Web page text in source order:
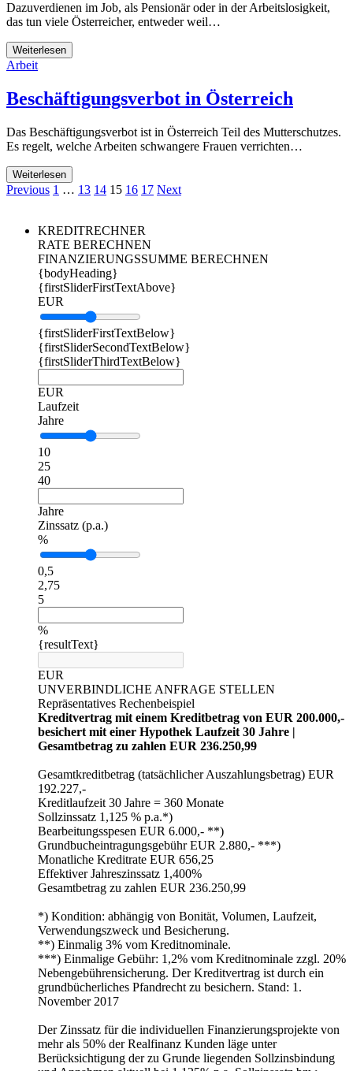
Dazuverdienen im Job, als Pensionär oder in der Arbeitslosigkeit,
das tun viele Österreicher, entweder weil…
Weiterlesen
Arbeit
Beschäftigungsverbot in Österreich
Das Beschäftigungsverbot ist in Österreich Teil des Mutterschutzes.
Es regelt, welche Arbeiten schwangere Frauen verrichten…
Weiterlesen
Previous 1 … 13 14 15 16 17 Next
KREDITRECHNER
RATE BERECHNEN
FINANZIERUNGSSUMME BERECHNEN
{bodyHeading}
{firstSliderFirstTextAbove}
EUR
{firstSliderFirstTextBelow}
{firstSliderSecondTextBelow}
{firstSliderThirdTextBelow}
EUR
Laufzeit
Jahre
10
25
40
Jahre
Zinssatz (p.a.)
%
0,5
2,75
5
%
{resultText}
EUR
UNVERBINDLICHE ANFRAGE STELLEN
Repräsentatives Rechenbeispiel
Kreditvertrag mit einem Kreditbetrag von EUR 200.000,-
besichert mit einer Hypothek Laufzeit 30 Jahre |
Gesamtbetrag zu zahlen EUR 236.250,99
Gesamtkreditbetrag (tatsächlicher Auszahlungsbetrag) EUR
192.227,-
Kreditlaufzeit 30 Jahre = 360 Monate
Sollzinssatz 1,125 % p.a.*)
Bearbeitungsspesen EUR 6.000,- **)
Grundbucheintragungsgebühr EUR 2.880,- ***)
Monatliche Kreditrate EUR 656,25
Effektiver Jahreszinssatz 1,400%
Gesamtbetrag zu zahlen EUR 236.250,99
*) Kondition: abhängig von Bonität, Volumen, Laufzeit,
Verwendungszweck und Besicherung.
**) Einmalig 3% vom Kreditnominale.
***) Einmalige Gebühr: 1,2% vom Kreditnominale zzgl. 20%
Nebengebührensicherung. Der Kreditvertrag ist durch ein
grundbücherliches Pfandrecht zu besichern. Stand: 1.
November 2017
Der Zinssatz für die individuellen Finanzierungsprojekte von
mehr als 50% der Realfinanz Kunden läge unter
Berücksichtigung der zu Grunde liegenden Sollzinsbindung